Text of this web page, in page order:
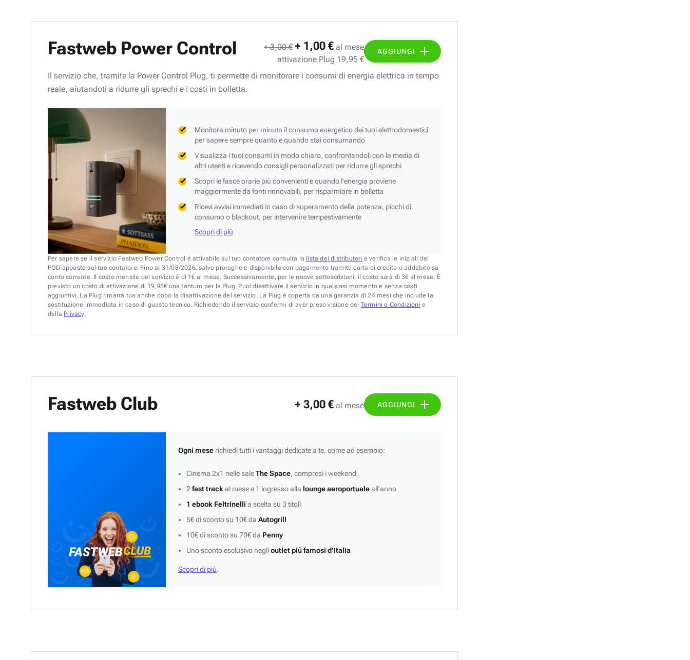
Fastweb Power Control + 3,00 € + 1,00 € al mese
attivazione Plug 19,95 €
AGGIUNGI
Il servizio che, tramite la Power Control Plug, ti permette di monitorare i consumi di energia elettrica in tempo
reale, aiutandoti a ridurre gli sprechi e i costi in bolletta.
Monitora minuto per minuto il consumo energetico dei tuoi elettrodomestici
per sapere sempre quanto e quando stai consumando
Visualizza i tuoi consumi in modo chiaro, confrontandoli con la media di
altri utenti e ricevendo consigli personalizzati per ridurre gli sprechi
Scopri le fasce orarie più convenienti e quando l’energia proviene
maggiormente da fonti rinnovabili, per risparmiare in bolletta
Ricevi avvisi immediati in caso di superamento della potenza, picchi di
consumo o blackout, per intervenire tempestivamente
Scopri di più
Per sapere se il servizio Fastweb Power Control è attivabile sul tuo contatore consulta la lista dei distributori e verifica le iniziali del
POD apposte sul tuo contatore. Fino al 31/08/2026, salvo proroghe e disponibile con pagamento tramite carta di credito o addebito su
conto corrente. Il costo mensile del servizio è di 1€ al mese. Successivamente, per le nuove sottoscrizioni, il costo sarà di 3€ al mese. È
previsto un costo di attivazione di 19,95€ una tantum per la Plug. Puoi disattivare il servizio in qualsiasi momento e senza costi
aggiuntivi. La Plug rimarrà tua anche dopo la disattivazione del servizio. La Plug è coperta da una garanzia di 24 mesi che include la
sostituzione immediata in caso di guasto tecnico. Richiedendo il servizio confermi di aver preso visione dei Termini e Condizioni e
della Privacy.
Fastweb Club + 3,00 € al mese AGGIUNGI
Ogni meserichiedi tutti i vantaggi dedicate a te, come ad esempio:
Cinema 2x1 nelle saleThe Space, compresi i weekend
2 fast track al mese e 1 ingresso alla lounge aeroportualeall’anno
1 ebook Feltrinelli a scelta su 3 titoli
5€ di sconto su 10€ da Autogrill
10€ di sconto su 70€ da Penny
Uno sconto esclusivo neglioutlet più famosi d’Italia
Scopri di più.